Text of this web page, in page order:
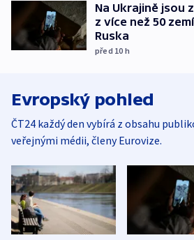
Na Ukrajině jsou
z více než 50
Ruska
před 10 h
Evropský pohled
ČT24 každý den vybírá z obsahu
veřejnými médii, členy Eurovize.